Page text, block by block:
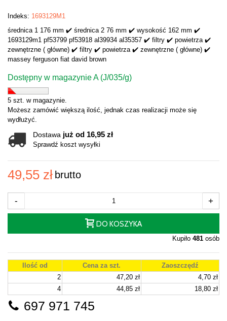
Indeks: 1693129M1
średnica 1 176 mm ✔️ średnica 2 76 mm ✔️ wysokość 162 mm ✔️
1693129m1 pf53799 pf53918 al39934 al35357 ✔️ filtry ✔️ powietrza ✔️
zewnętrzne ( główne) ✔️ filtry ✔️ powietrza ✔️ zewnętrzne ( główne) ✔️
massey ferguson fiat david brown
Dostępny w magazynie A (J/035/g)
5 szt. w magazynie.
Możesz zamówić większą ilość, jednak czas realizacji może się
wydłużyć.
Dostawa już od 16,95 zł
Sprawdź koszt wysyłki
49,55 zł brutto
- +
DO KOSZYKA
Kupiło 481 osób
Ilość od Cena za szt.
Zaoszczędź
2
47,20 zł
4,70 zł
4
44,85 zł 18,80 zł
697 971 745